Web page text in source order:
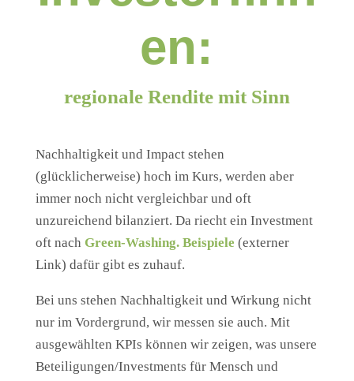
en:
regionale Rendite mit Sinn
Nachhaltigkeitund Impact stehen
(glücklicherweise) hoch im Kurs, werden aber
immer noch nicht vergleichbar und oft
unzureichend bilanziert. Da riecht ein Investment
oft nach Green-Washing. Beispiele (externer
Link) dafür gibt es zuhauf.
Bei uns stehen Nachhaltigkeit und Wirkung nicht
nur im Vordergrund, wir messen sie auch. Mit
ausgewählten KPIs können wir zeigen, was unsere
Beteiligungen/Investments für Mensch und